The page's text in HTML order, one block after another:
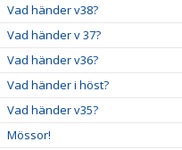
Vad händer v38?
Vad händer v 37?
Vad händer v36?
Vad händer i höst?
Vad händer v35?
Mössor!